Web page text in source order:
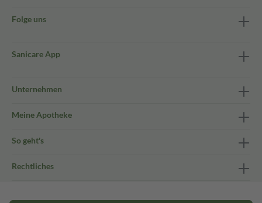
Folge uns
Sanicare App
Unternehmen
Meine Apotheke
So geht's
Rechtliches